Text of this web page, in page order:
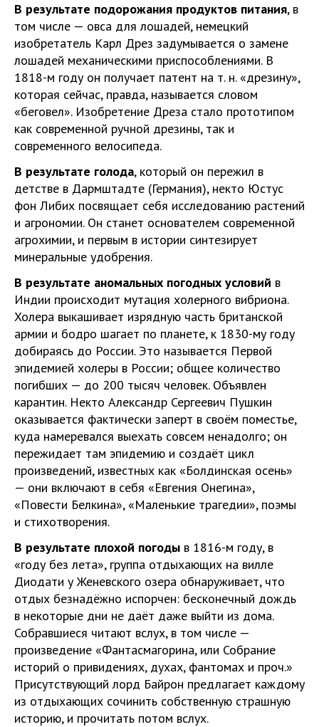
В результате подорожания продуктов питания, в
том числе — овса для лошадей, немецкий
изобретатель Карл Дрез задумывается о замене
лошадей механическими приспособлениями. В
1818-м году он получает патент на т. н. «дрезину»,
которая сейчас, правда, называется словом
«беговел». Изобретение Дреза стало прототипом
как современной ручной дрезины, так и
современного велосипеда.
В результате голода, который он пережил в
детстве в Дармштадте (Германия), некто Юстус
фон Либих посвящает себя исследованию растений
и агрономии. Он станет основателем современной
агрохимии, и первым в истории синтезирует
минеральные удобрения.
В результате аномальных погодных условий в
Индии происходит мутация холерного вибриона.
Холера выкашивает изрядную часть британской
армии и бодро шагает по планете, к 1830-му году
добираясь до России. Это называется Первой
эпидемией холеры в России; общее количество
погибших — до 200 тысяч человек. Объявлен
карантин. Некто Александр Сергеевич Пушкин
оказывается фактически заперт в своём поместье,
куда намеревался выехать совсем ненадолго; он
пережидает там эпидемию и создаёт цикл
произведений, известных как «Болдинская осень»
— они включают в себя «Евгения Онегина»,
«Повести Белкина», «Маленькие трагедии», поэмы
и стихотворения.
В результате плохой погоды в 1816-м году, в
«году без лета», группа отдыхающих на вилле
Диодати у Женевского озера обнаруживает, что
отдых безнадёжно испорчен: бесконечный дождь
в некоторые дни не даёт даже выйти из дома.
Собравшиеся читают вслух, в том числе —
произведение «Фантасмагорина, или Собрание
историй о привидениях, духах, фантомах и проч.»
Присутствующий лорд Байрон предлагает каждому
из отдыхающих сочинить собственную страшную
историю, и прочитать потом вслух.